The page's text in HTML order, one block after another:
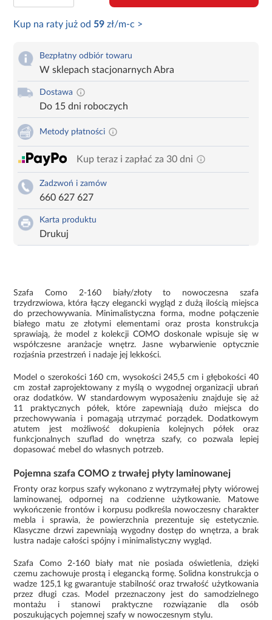
Kup na raty już od 59 zł/m-c >
Bezpłatny odbiór towaru
W sklepach stacjonarnych Abra
Dostawa
Do 15 dni roboczych
Metody płatności
Kup teraz i zapłać za 30 dni
Zadzwoń i zamów
660 627 627
Karta produktu
Drukuj
Szafa Como 2-160 biały/złoty to nowoczesna szafa
trzydrzwiowa, która łączy elegancki wygląd z dużą ilością miejsca
do przechowywania. Minimalistyczna forma, modne połączenie
białego matu ze złotymi elementami oraz prosta konstrukcja
sprawiają, że model z kolekcji COMO doskonale wpisuje się w
współczesne aranżacje wnętrz. Jasne wybarwienie optycznie
rozjaśnia przestrzeń i nadaje jej lekkości.
Model o szerokości 160 cm, wysokości 245,5 cm i głębokości 40
cm został zaprojektowany z myślą o wygodnej organizacji ubrań
oraz dodatków. W standardowym wyposażeniu znajduje się aż
11 praktycznych półek, które zapewniają dużo miejsca do
przechowywania i pomagają utrzymać porządek. Dodatkowym
atutem jest możliwość dokupienia kolejnych półek oraz
funkcjonalnych szuflad do wnętrza szafy, co pozwala lepiej
dopasować mebel do własnych potrzeb.
Pojemna szafa COMO z trwałej płyty laminowanej
Fronty oraz korpus szafy wykonano z wytrzymałej płyty wiórowej
laminowanej, odpornej na codzienne użytkowanie. Matowe
wykończenie frontów i korpusu podkreśla nowoczesny charakter
mebla i sprawia, że powierzchnia prezentuje się estetycznie.
Klasyczne drzwi zapewniają wygodny dostęp do wnętrza, a brak
lustra nadaje całości spójny i minimalistyczny wygląd.
Szafa Como 2-160 biały mat nie posiada oświetlenia, dzięki
czemu zachowuje prostą i elegancką formę. Solidna konstrukcja o
wadze 125,1 kg gwarantuje stabilność oraz trwałość użytkowania
przez długi czas. Model przeznaczony jest do samodzielnego
montażu i stanowi praktyczne rozwiązanie dla osób
poszukujących pojemnej szafy w nowoczesnym stylu.